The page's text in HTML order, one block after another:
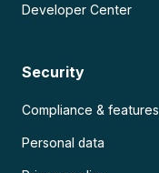
Developer Center
Security
Compliance & features
Personal data